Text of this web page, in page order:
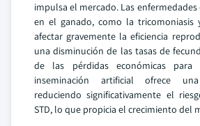
impulsa el mercado. Las
en el ganado, como la tricomoniasis
afectar gravemente la eficiencia
una disminución de las tasas de
de las pérdidas económicas para
inseminación artificial ofrece
reduciendo significativamente el
STD, lo que propicia el crecimiento del